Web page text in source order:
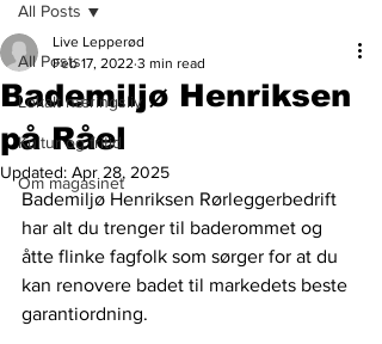
All Posts
Lokalt næringsliv
Kultur og fritid
Om magasinet
All Posts
Bademiljø Henriksen
på Råel
Live Lepperød
Feb 17, 2022 3 min read
Updated: Apr 28, 2025
Bademiljø Henriksen Rørleggerbedrift
har alt du trenger til baderommet og
åtte flinke fagfolk som sørger for at du
kan renovere badet til markedets beste
garantiordning.